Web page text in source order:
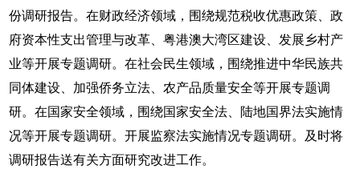
份调研报告。在财政经济领域，围绕规范税收优惠政策、政
府资本性支出管理与改革、粤港澳大湾区建设、发展乡村产
业等开展专题调研。在社会民生领域，围绕推进中华民族共
同体建设、加强侨务立法、农产品质量安全等开展专题调
研。在国家安全领域，围绕国家安全法、陆地国界法实施情
况等开展专题调研。开展监察法实施情况专题调研。及时将
调研报告送有关方面研究改进工作。